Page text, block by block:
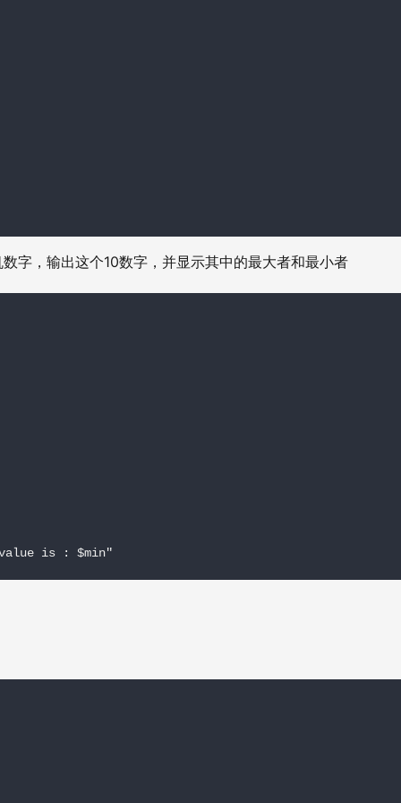
数字，输出这个10数字，并显示其中的最大者和最小者
value is : $min"